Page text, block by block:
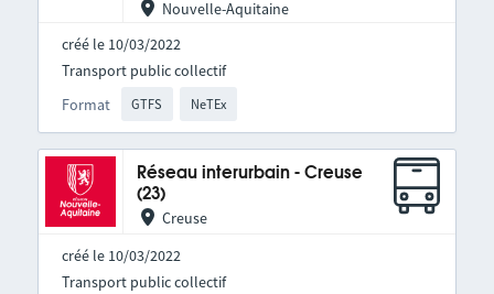
Nouvelle-Aquitaine
créé le 10/03/2022
Format GTFS NeTEx
Transport public collectif
Réseau interurbain - Creuse
(23)
Creuse
créé le 10/03/2022
Transport public collectif